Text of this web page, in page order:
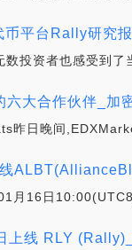
平台Rally研究
投资者也感受到
大合作伙伴_加
日晚间
月16日
上线 RLY